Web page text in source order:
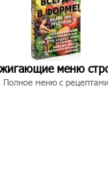
меню
Полное меню с рецептами